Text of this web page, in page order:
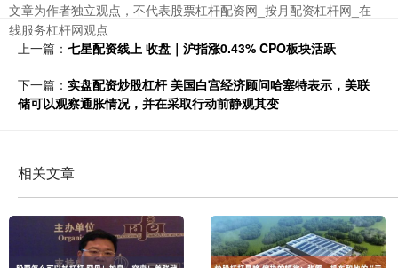
文章为作者独立观点，不代表股票杠杆配资网_按月配资杠杆网_在
线服务杠杆网观点
上一篇： 七星配资线上 收盘｜沪指涨0.43% CPO板块活跃
下一篇： 实盘配资炒股杠杆 美国白宫经济顾问哈塞特表示，美联
储可以观察通胀情况，并在采取行动前静观其变
相关文章